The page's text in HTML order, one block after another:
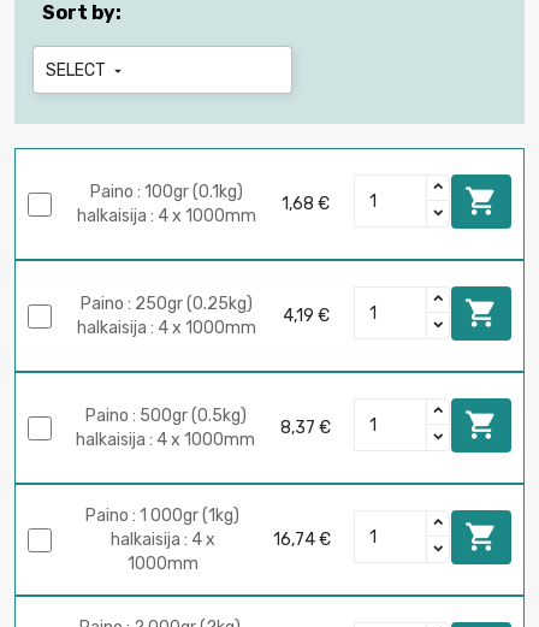
Sort by:
SELECT 
Paino : 100gr (0.1kg)
halkaisija : 4 x 1000mm
1,68 € 
Paino : 250gr (0.25kg)
halkaisija : 4 x 1000mm
4,19 € 
Paino : 500gr (0.5kg)
halkaisija : 4 x 1000mm
8,37 € 
Paino : 1 000gr (1kg)
halkaisija : 4 x
1000mm
16,74 € 